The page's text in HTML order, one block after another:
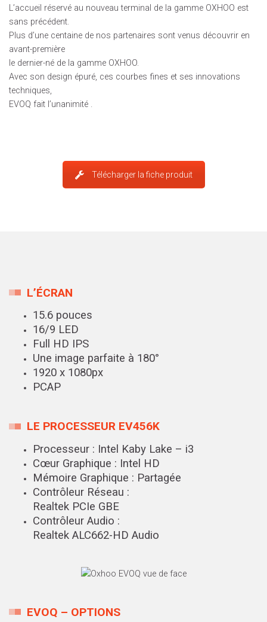
L’accueil réservé au nouveau terminal de la gamme OXHOO est
sans précédent.
Plus d’une centaine de nos partenaires sont venus découvrir en
avant-première
le dernier-né de la gamme OXHOO.
Avec son design épuré, ces courbes fines et ses innovations
techniques,
EVOQ fait l’unanimité .
Télécharger la fiche produit
L’ÉCRAN
15.6 pouces
16/9 LED
Full HD IPS
Une image parfaite à 180°
1920 x 1080px
PCAP
LE PROCESSEUR EV456K
Processeur : Intel Kaby Lake – i3
Cœur Graphique : Intel HD
Mémoire Graphique : Partagée
Contrôleur Réseau :
Realtek PCIe GBE
Contrôleur Audio :
Realtek ALC662-HD Audio
EVOQ – OPTIONS